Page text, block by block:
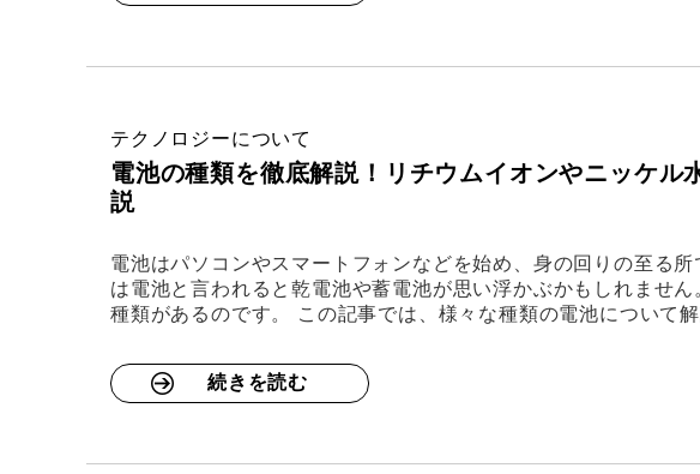
テクノロジーについて
電池の種類を徹底解説！リチウムイオンやニッケル
説
電池はパソコンやスマートフォンなどを始め、身の回りの至る
は電池と言われると乾電池や蓄電池が思い浮かぶかもしれませ
種類があるのです。 この記事では、様々な種類の電池について解
続きを読む